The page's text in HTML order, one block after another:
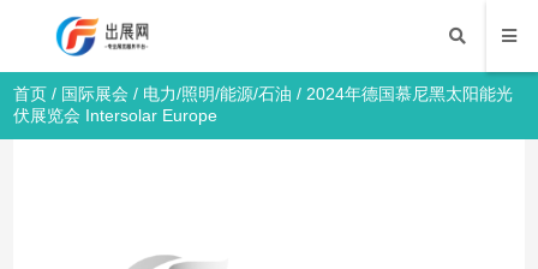
首页 / 国际展会 / 电力/照明/能源/石油 / 2024年德国慕尼黑太阳能光
伏展览会 Intersolar Europe